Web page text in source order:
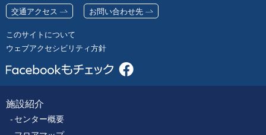
番
号
交通アクセス
お問い合わせ先
このサイトについて
ウェブアクセシビリティ方針
フ
施設紹介
センター概要